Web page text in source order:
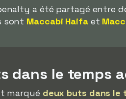
a été partagé entre
sont Maccabi Haifaet
dans le temps
marqué deux buts dans le